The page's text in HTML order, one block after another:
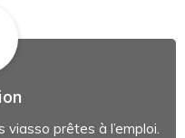
prêtes à l’emploi.